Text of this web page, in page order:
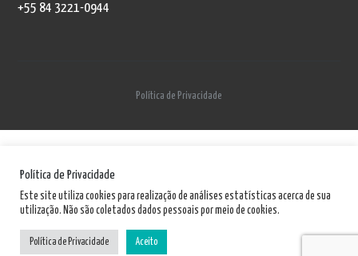
+55 84 3221-0944
Política de Privacidade
Política de Privacidade
Este site utiliza cookies para realização de análises estatísticas acerca de sua
utilização. Não são coletados dados pessoais por meio de cookies.
Política de Privacidade Aceito